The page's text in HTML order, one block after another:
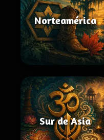
Norteamérica
Sur de Asia